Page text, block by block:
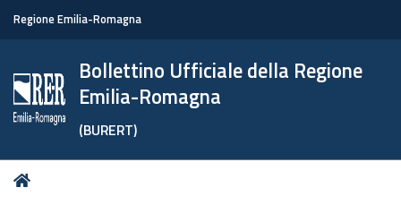
Regione Emilia-Romagna
Bollettino Ufficiale della Regione
Emilia-Romagna
(BURERT)
Tu